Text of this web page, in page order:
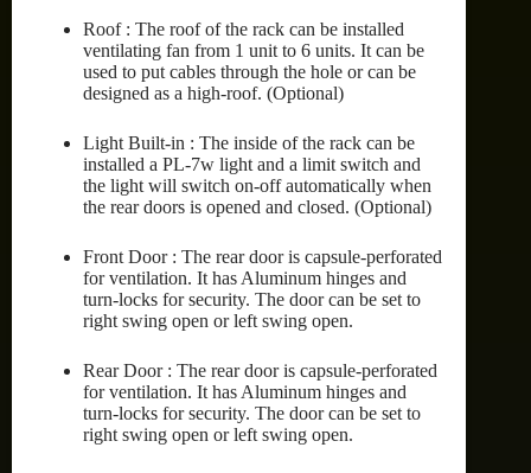
Roof : The roof of the rack can be installed
ventilating fan from 1 unit to 6 units. It can be
used to put cables through the hole or can be
designed as a high-roof. (Optional)
Light Built-in : The inside of the rack can be
installed a PL-7w light and a limit switch and
the light will switch on-off automatically when
the rear doors is opened and closed. (Optional)
Front Door : The rear door is capsule-perforated
for ventilation. It has Aluminum hinges and
turn-locks for security. The door can be set to
right swing open or left swing open.
Rear Door : The rear door is capsule-perforated
for ventilation. It has Aluminum hinges and
turn-locks for security. The door can be set to
right swing open or left swing open.